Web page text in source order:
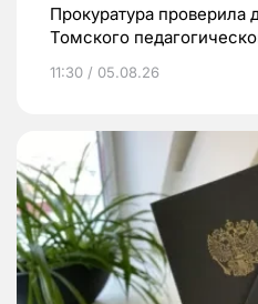
Прокуратура
Томского
11:30 / 05.08.26